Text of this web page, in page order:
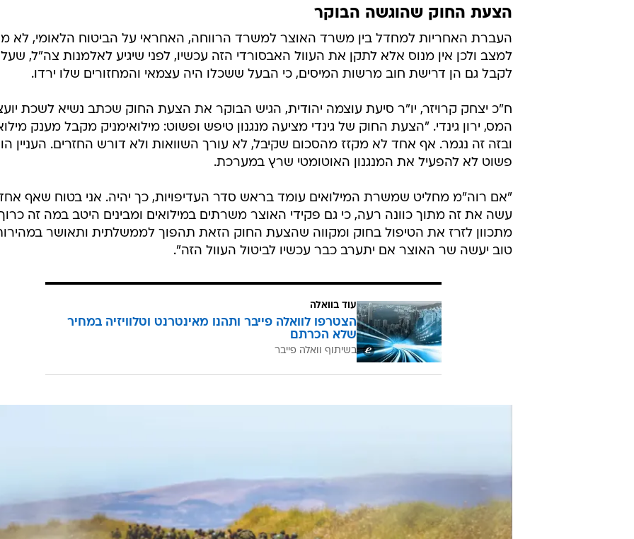
אמ;לק: אני ועוד אלפי מילואימניקים עצמאיים נפסיד עוד כסף בגלל המילואים
התמזל מזלי ואת העסק שלי פתחתי קצת יותר מחודש לפני המלחמה. כתבתי תוכן וגם עשיתי סושיאל לכל
מיני לקוחות שאתם בטח מכירים.
העסק התחיל הכי טוב שיש. הייתי מבסוט מהעבודה ומבסוט מהכסף.
— יהונתן גוטליב (@yonatanGottlieb)
September 12, 2024
הצעת החוק שהוגשה הבוקר
העברת האחריות למחדל בין משרד האוצר למשרד הרווחה, האחראי על הביטוח הלאומי, לא
למצב ולכן אין מנוס אלא לתקן את העוול האבסורדי הזה עכשיו, לפני שיגיע לאלמנות צה"ל,
לקבל גם הן דרישת חוב מרשות המיסים, כי הבעל ששכלו היה עצמאי והמחזורים שלו ירדו.
פשוט לא להפעיל את המנגנון האוטומטי שרץ במערכת.
"אם רוה"מ מחליט שמשרת המילואים עומד בראש סדר העדיפויות, כך יהיה. אני בטוח שאף
עשה את זה מתוך כוונה רעה, כי גם פקידי האוצר משרתים במילואים ומבינים היטב במה זה כרוך.
טוב יעשה שר האוצר אם יתערב כבר עכשיו לביטול העוול הזה".
שלא הכרתם
בשיתוף וואלה פייבר